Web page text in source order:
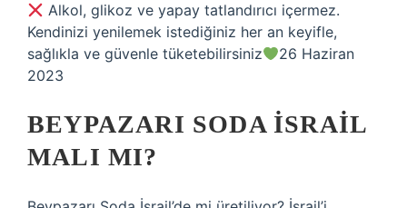
Alkol, glikoz ve yapay tatlandırıcı içermez.
Kendinizi yenilemek istediğiniz her an keyifle,
sağlıkla ve güvenle tüketebilirsiniz
26 Haziran
2023
BEYPAZARI SODA İSRAIL
MALI MI?